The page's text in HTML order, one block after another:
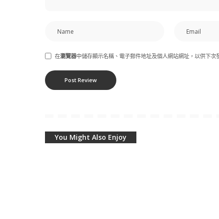
在瀏覽器中儲存顯示名稱、電子郵件地址及個人網站網址，以供下次
You Might Also Enjoy